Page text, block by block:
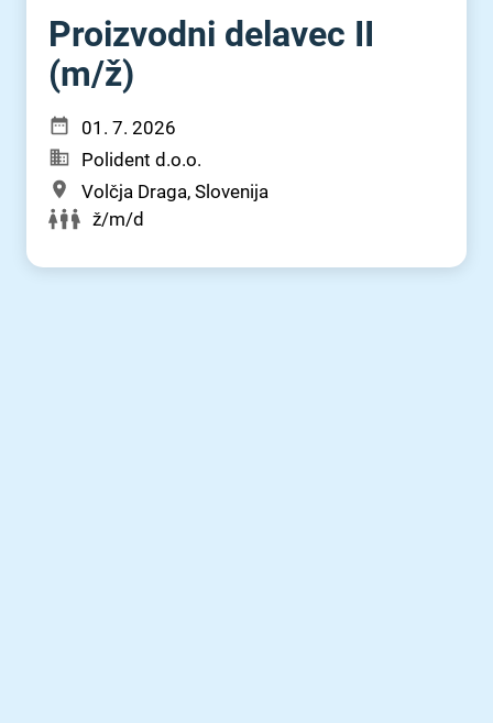
Proizvodni delavec II
(m⁠/⁠ž)
01. 7. 2026
Polident d.o.o.
Volčja Draga, Slovenija
ž/m/d